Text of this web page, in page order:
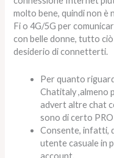
molto bene, quindi non è
Fi o 4G/5G per
con belle donne, tutto ciò
desiderio di connetterti.
Per quanto
Chatitaly ,almeno
advert altre chat
sono di certo
Consente, infatti,
utente casuale in
account.